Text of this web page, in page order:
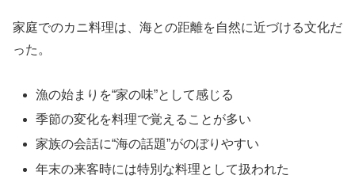
家庭でのカニ料理は、海との距離を自然に近づける文化だ
った。
漁の始まりを“家の味”として感じる
季節の変化を料理で覚えることが多い
家族の会話に“海の話題”がのぼりやすい
年末の来客時には特別な料理として扱われた